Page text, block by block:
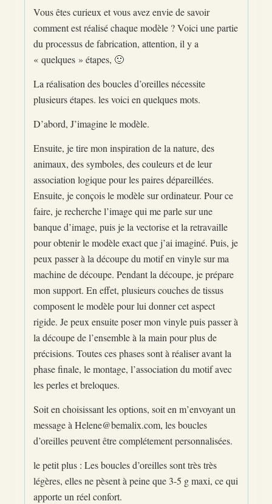
Vous êtes curieux et vous avez envie de savoir
comment est réalisé chaque modèle ? Voici une partie
du processus de fabrication, attention, il y a
« quelques » étapes, 🙂
La réalisation des boucles d’oreilles nécessite
plusieurs étapes. les voici en quelques mots.
D’abord, J’imagine le modèle.
Ensuite, je tire mon inspiration de la nature, des
animaux, des symboles, des couleurs et de leur
association logique pour les paires dépareillées.
Ensuite, je conçois le modèle sur ordinateur. Pour ce
faire, je recherche l’image qui me parle sur une
banque d’image, puis je la vectorise et la retravaille
pour obtenir le modèle exact que j’ai imaginé. Puis, je
peux passer à la découpe du motif en vinyle sur ma
machine de découpe. Pendant la découpe, je prépare
mon support. En effet, plusieurs couches de tissus
composent le modèle pour lui donner cet aspect
rigide. Je peux ensuite poser mon vinyle puis passer à
la découpe de l’ensemble à la main pour plus de
précisions. Toutes ces phases sont à réaliser avant la
phase finale, le montage, l’association du motif avec
les perles et breloques.
Soit en choisissant les options, soit en m’envoyant un
message à Helene@bemalix.com, les boucles
d’oreilles peuvent être complétement personnalisées.
le petit plus : Les boucles d’oreilles sont très très
légères, elles ne pèsent à peine que 3-5 g maxi, ce qui
apporte un réel confort.